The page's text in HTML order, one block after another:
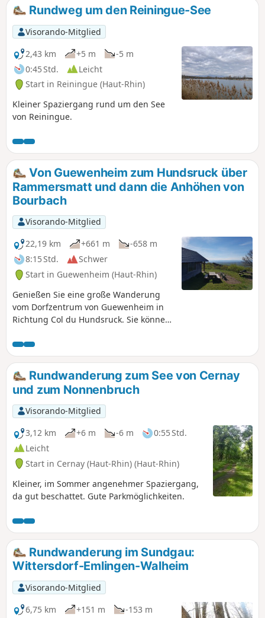
Sundgaus entdecken und die Zeit im
Freien in vollen Zügen genießen.
Rundweg um den Reiningue-See
Visorando-Mitglied
2,43 km
+5 m
-5 m
0:45 Std.
Leicht
Start in Reiningue (Haut-Rhin)
Kleiner Spaziergang rund um den See
von Reiningue.
Von Guewenheim zum Hundsruck über
Rammersmatt und dann die Anhöhen von
Bourbach
Visorando-Mitglied
22,19 km
+661 m
-658 m
8:15 Std.
Schwer
Start in Guewenheim (Haut-Rhin)
Genießen Sie eine große Wanderung
vom Dorfzentrum von Guewenheim in
Richtung Col du Hundsruck. Sie können
Michelbachsee und die Höhen von
Bourbach genießen und im Chalet du
Hochburg in Rammersmatt eine
Mahlzeit einnehmen. Bei schönem
Wetter können Sie hoffentlich die
schneebedeckten Berge der Alpen
sehen.
Rundwanderung zum See von Cernay
und zum Nonnenbruch
Visorando-Mitglied
3,12 km
+6 m -6 m
0:55 Std.
Leicht
Start in Cernay (Haut-Rhin) (Haut-Rhin)
Kleiner, im Sommer angenehmer Spaziergang,
da gut beschattet. Gute Parkmöglichkeiten.
Rundwanderung im Sundgau:
Wittersdorf-Emlingen-Walheim
Visorando-Mitglied
6,75 km
+151 m
-153 m